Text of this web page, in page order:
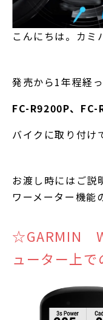
こんにちは。カミ
発売から1年程経
FC-R9200P、FC-
バイクに取り付け
お渡し時にはご説
ワーメーター機能
☆GARMIN
ューター上